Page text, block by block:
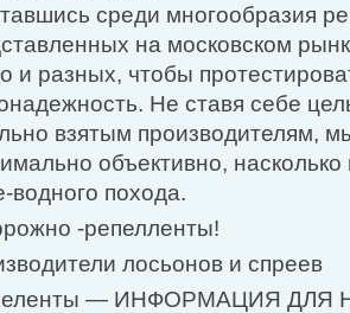
среди многообразия
на московском
и разных, чтобы
Не ставя себе
взятым производителям,
объективно,
водного похода.
-репелленты!
лосьонов и спреев
— ИНФОРМАЦИЯ ДЛЯ